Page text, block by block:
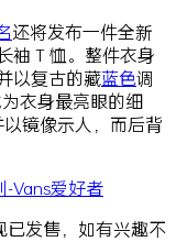
还将发布一件全新
袖 T 恤。整件衣身
以复古的藏蓝色调
衣身最亮眼的细
镜像示人，而后背
已发售，如有兴趣不